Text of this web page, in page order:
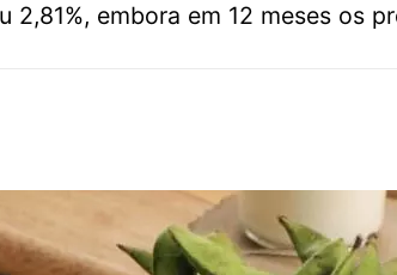
embora em 12 meses os